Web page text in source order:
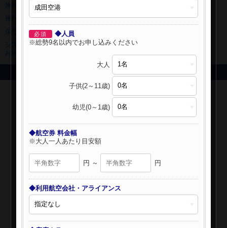
旅行業登録票・約款
旅行条件書
ニュースリリース
採用情報
システムメンテナンスの
Copyright © NIPPON TRAVEL AGENCY Co.,LTD. All rights reserved.
必須
◆人員
※総勢9名以内でお申し込みください
大人
子供(2～11歳)
幼児(0～1歳)
◆航空券 料金幅
※大人一人あたり目安額
円 ～ 円
◆利用航空会社・アライアンス